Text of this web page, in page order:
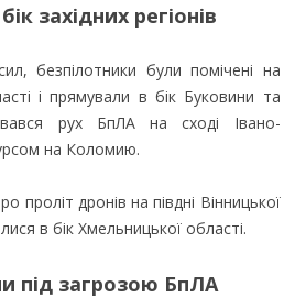
західних регіонів
безпілотники були помічені на
і прямували в бік Буковини та
рух БпЛА на сході Івано-
на Коломию.
проліт дронів на півдні Вінницької
в бік Хмельницької області.
під загрозою БпЛА